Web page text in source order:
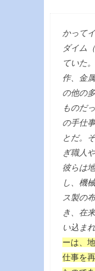
かって
ダイム
ていた
作、金
の他の
ものだ
の手仕
とだ。
ぎ職人
彼らは
し、機
ス製の
き、在
い込ま
ーは、
仕事を